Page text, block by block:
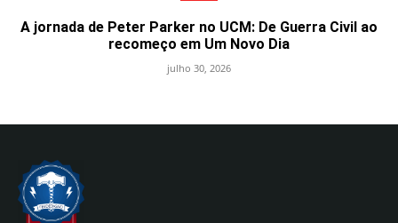
A jornada de Peter Parker no UCM: De Guerra Civil ao
recomeço em Um Novo Dia
julho 30, 2026